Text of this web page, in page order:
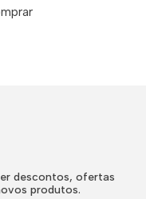
descontos, ofertas
produtos.